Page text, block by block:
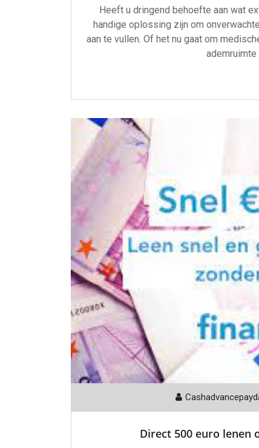
Heeft u dringend behoefte aan wat
handige oplossing zijn om
aan te vullen. Of het nu gaat om
Direct 500 euro lenen